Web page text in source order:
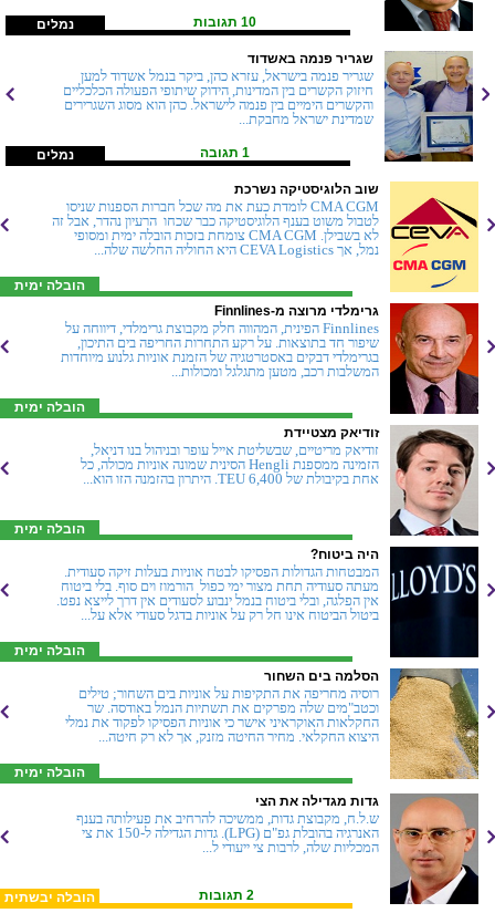
נמלים 10 תגובות
נמלים
שגריר פנמה באשדוד
שגריר פנמה בישראל, עזרא כהן, ביקר בנמל אשדוד למען
חיזוק הקשרים בין המדינות, הידוק שיתופי הפעולה הכלכליים
והקשרים הימיים בין פנמה לישראל. כהן הוא מסוג השגרירים
שמדינת ישראל מחבקת...
1 תגובה
הובלה ימית
שוב הלוגיסטיקה נשרכת
CMA CGM לומדת כעת את מה שכל חברות הספנות שניסו
לטבול משוט בענף הלוגיסטיקה כבר שכחו  הרעיון נהדר, אבל זה
לא בשבילן. CMA CGM צומחת בזכות הובלה ימית ומסופי
נמל, אך CEVA Logistics היא החוליה החלשה שלה...
הובלה ימית
גרימלדי מרוצה מ-Finnlines
Finnlines הפינית, המהווה חלק מקבוצת גרימלדי, דיווחה על
שיפור חד בתוצאות. על רקע התחרות החריפה בים התיכון,
בגרימלדי דבקים באסטרטגיה של הזמנת אוניות גלנוע מיוחדות
המשלבות רכב, מטען מתגלגל ומכולות...
הובלה ימית
זודיאק מצטיידת
זודיאק מריטיים, שבשליטת אייל עופר ובניהול בנו דניאל,
הזמינה ממספנת Hengli הסינית שמונה אוניות מכולה, כל
אחת בקיבולת של 6,400 TEU. היתרון בהזמנה הזו הוא...
הובלה ימית
היה ביטוח?
המבטחות הגדולות הפסיקו לבטח אוניות בעלות זיקה סעודית.
מעתה סעודיה תחת מצור ימי כפול  הורמוז וים סוף. בלי ביטוח
אין הפלגה, ובלי ביטוח בנמל ינבוע לסעודים אין דרך לייצא נפט.
ביטול הביטוח אינו חל רק על אוניות בדגל סעודי אלא על...
הובלה ימית
הסלמה בים השחור
רוסיה מחריפה את התקיפות על אוניות בים השחור; טילים
וכטב"מים שלה מפרקים את תשתיות הנמל באודסה. שר
החקלאות האוקראיני אישר כי אוניות הפסיקו לפקוד את נמלי
היצוא החקלאי. מחיר החיטה מזנק, אך לא רק חיטה...
הובלה יבשתית
גדות מגדילה את הצי
ש.ל.ח, מקבוצת גדות, ממשיכה להרחיב את פעילותה בענף
האנרגיה בהובלת גפ"ם (LPG). גדות הגדילה ל-150 את צי
המכליות שלה, לרבות צי ייעודי ל...
2 תגובות